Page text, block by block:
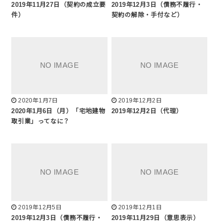
2019年11月27日（契約の成立要
件）
2019年12月3日（債務不履行・
契約の解除・手付など）
2020年1月7日
2020年1月6日（月）「宅地建物
取引業」ってなに？
2019年12月2日
2019年12月2日（代理）
2019年12月5日
2019年12月3日（債務不履行・
2019年12月1日
2019年11月29日（意思表示）